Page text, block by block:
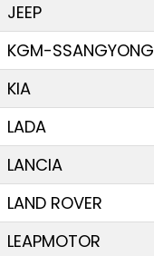
JEEP
KGM-SSANGYONG
KIA
LADA
LANCIA
LAND ROVER
LEAPMOTOR